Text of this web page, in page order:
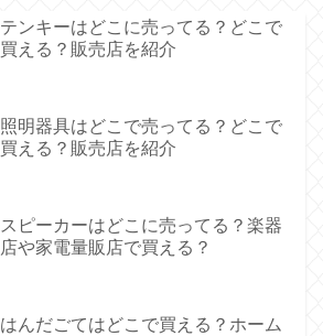
テンキーはどこに売ってる？どこで
買える？販売店を紹介
照明器具はどこで売ってる？どこで
買える？販売店を紹介
スピーカーはどこに売ってる？楽器
店や家電量販店で買える？
はんだごてはどこで買える？ホーム